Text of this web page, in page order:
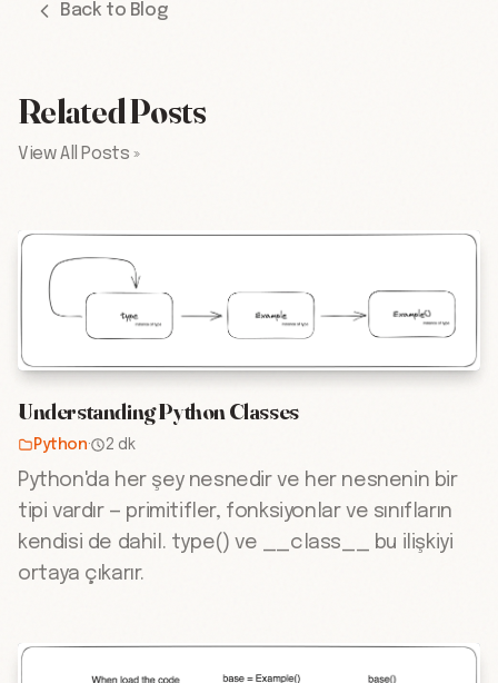
Back to Blog
Related Posts
View All Posts »
Understanding Python Classes
Python· 2 dk
Python'da her şey nesnedir ve her nesnenin bir
tipi vardır — primitifler, fonksiyonlar ve sınıfların
kendisi de dahil. type() ve __class__ bu ilişkiyi
ortaya çıkarır.